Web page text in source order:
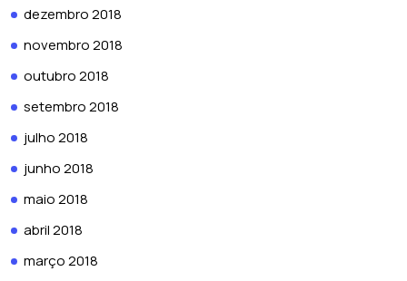
dezembro 2018
novembro 2018
outubro 2018
setembro 2018
julho 2018
junho 2018
maio 2018
abril 2018
março 2018